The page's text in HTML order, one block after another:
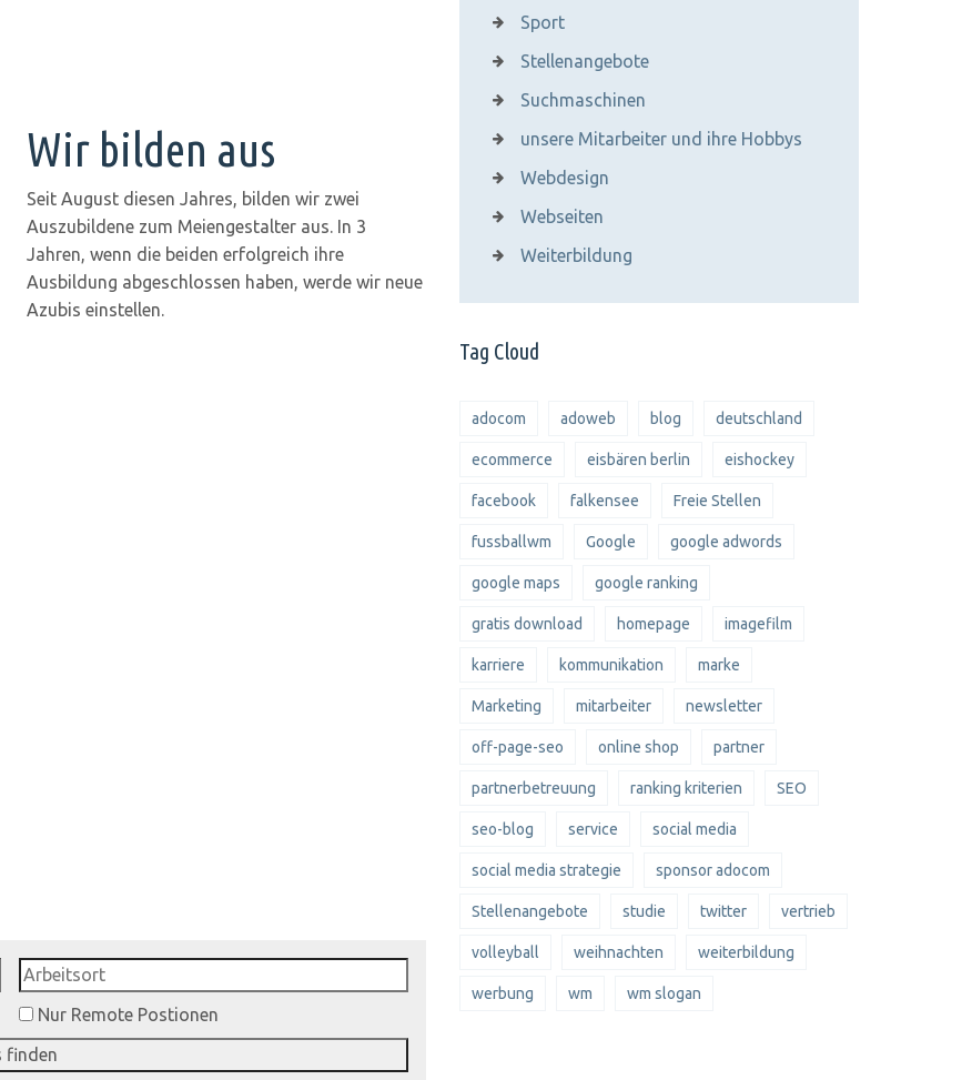
Wir bilden aus
Seit August diesen Jahres, bilden wir zwei
Auszubildene zum Meiengestalter aus. In 3
Jahren, wenn die beiden erfolgreich ihre
Ausbildung abgeschlossen haben, werde wir neue
Azubis einstellen.
Nur Remote Postionen
Sport
Stellenangebote
Suchmaschinen
unsere Mitarbeiter und ihre Hobbys
Webdesign
Webseiten
Weiterbildung
Tag Cloud
adocom adoweb blog deutschland
ecommerce eisbären berlin eishockey
facebook falkensee Freie Stellen
fussballwm Google google adwords
google maps google ranking
gratis download homepage imagefilm
karriere kommunikation marke
Marketing mitarbeiter newsletter
off-page-seo online shop partner
partnerbetreuung ranking kriterien SEO
seo-blog service social media
social media strategie sponsor adocom
Stellenangebote studie twitter vertrieb
volleyball weihnachten weiterbildung
werbung wm wm slogan